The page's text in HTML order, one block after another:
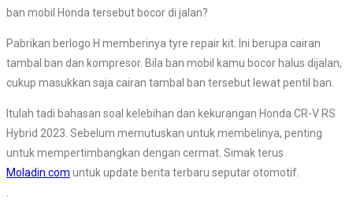
ban mobil Honda tersebut bocor di jalan?
Pabrikan berlogo H memberinya tyre repair kit. Ini berupa cairan
tambal ban dan kompresor. Bila ban mobil kamu bocor halus dijalan,
cukup masukkan saja cairan tambal ban tersebut lewat pentil ban.
Itulah tadi bahasan soal kelebihan dan kekurangan Honda CR-V RS
Hybrid 2023. Sebelum memutuskan untuk membelinya, penting
untuk mempertimbangkan dengan cermat. Simak terus
Moladin.com untuk update berita terbaru seputar otomotif.